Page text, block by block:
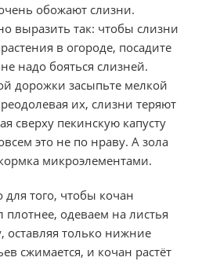
обожают слизни.
выразить так: чтобы слизни
в огороде, посадите
надо бояться слизней.
дорожки засыпьте мелкой
их, слизни теряют
сверху пекинскую капусту
это не по нраву. А зола
микроэлементами.
для того, чтобы кочан
одеваем на листья
оставляя только нижние
сжимается, и кочан растёт